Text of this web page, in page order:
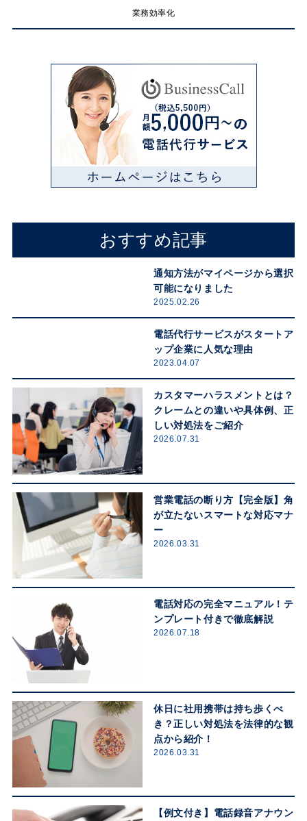
業務効率化
おすすめ記事
通知方法がマイページから選択
可能になりました
2025.02.26
電話代行サービスがスタートア
ップ企業に人気な理由
2023.04.07
カスタマーハラスメントとは？
クレームとの違いや具体例、正
しい対処法をご紹介
2026.07.31
営業電話の断り方【完全版】角
が立たないスマートな対応マナ
ー
2026.03.31
電話対応の完全マニュアル！テ
ンプレート付きで徹底解説
2026.07.18
休日に社用携帯は持ち歩くべ
き？正しい対処法を法律的な観
点から紹介！
2026.03.31
【例文付き】電話録音アナウン